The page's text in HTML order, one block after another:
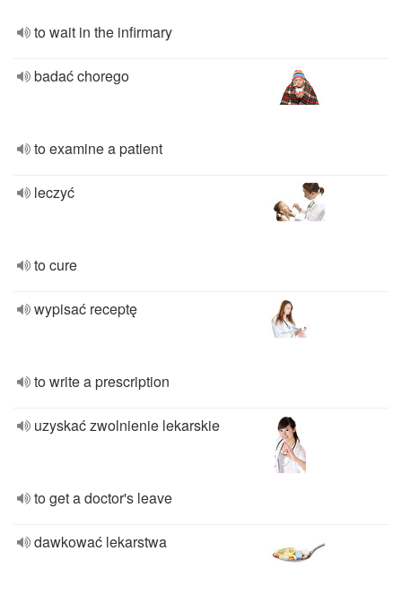
to wait in the infirmary
badać chorego
to examine a patient
leczyć
to cure
wypisać receptę
to write a prescription
uzyskać zwolnienie lekarskie
to get a doctor's leave
dawkować lekarstwa